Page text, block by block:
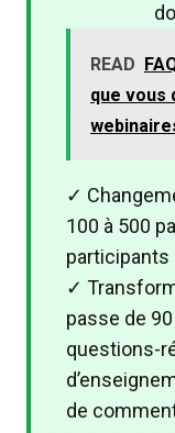
READ
que vous
✓
100 à 500
✓
passe de 90
questions-
de